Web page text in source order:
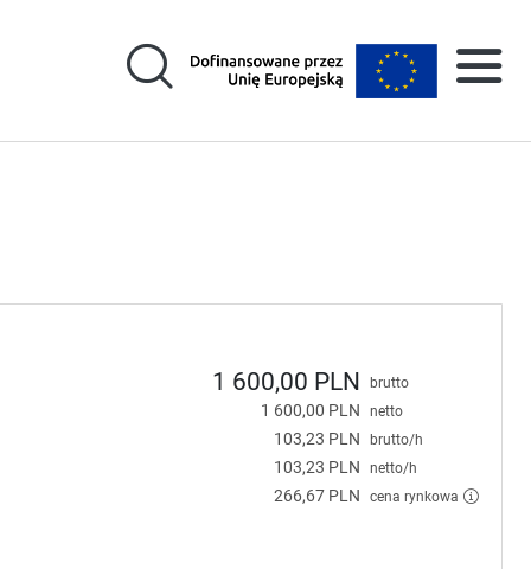
1 600,00 PLN brutto
1 600,00 PLN netto
103,23 PLN brutto/h
103,23 PLN netto/h
266,67 PLN cena rynkowa